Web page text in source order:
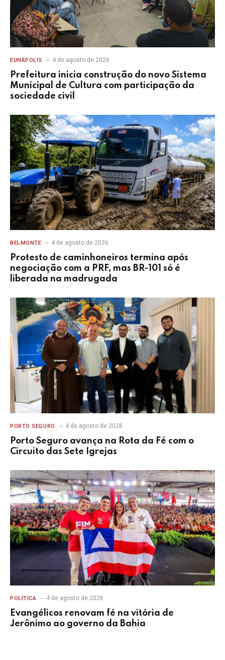
EUNÁPOLIS 4 de agosto de 2026
Prefeitura inicia construção do novo Sistema
Municipal de Cultura com participação da
sociedade civil
BELMONTE 4 de agosto de 2026
Protesto de caminhoneiros termina após
negociação com a PRF, mas BR-101 só é
liberada na madrugada
PORTO SEGURO 4 de agosto de 2026
Porto Seguro avança na Rota da Fé com o
Circuito das Sete Igrejas
POLÍTICA 4 de agosto de 2026
Evangélicos renovam fé na vitória de
Jerônimo ao governo da Bahia